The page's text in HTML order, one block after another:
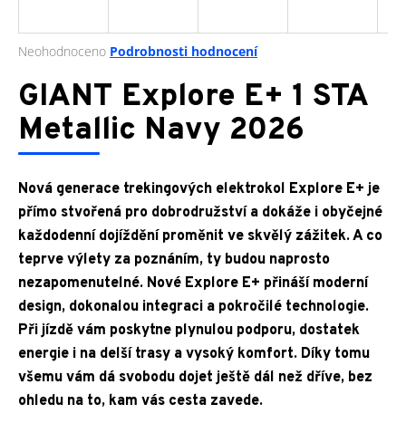
Průměrné
produktu
je
0,0
z
5
Neohodnoceno Podrobnosti hodnocení
GIANT Explore E+ 1 STA
Metallic Navy 2026
Nová generace trekingových elektrokol Explore E+ je
přímo stvořená pro dobrodružství a dokáže i obyčejné
každodenní dojíždění proměnit ve skvělý zážitek. A co
teprve výlety za poznáním, ty budou naprosto
nezapomenutelné. Nové Explore E+ přináší moderní
design, dokonalou integraci a pokročilé technologie.
Při jízdě vám poskytne plynulou podporu, dostatek
energie i na delší trasy a vysoký komfort. Díky tomu
všemu vám dá svobodu dojet ještě dál než dříve, bez
ohledu na to, kam vás cesta zavede.
j
t
?
HLEDAT
D
o
p
o
r
u
č